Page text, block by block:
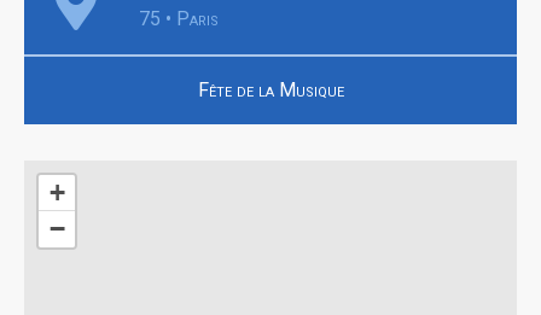
75 • Paris
Fête de la Musique
+
−